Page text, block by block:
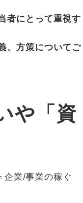
者にとって重視す
、方策についてご
や「資
業/事業の稼ぐ